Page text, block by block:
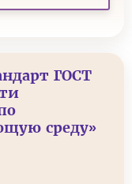
ГОСТ
среду»